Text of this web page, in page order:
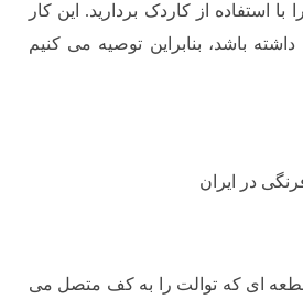
استفاده از کاردک بردارید. این کار
باشد، بنابراین توصیه می کنیم
ای که توالت را به کف متصل می